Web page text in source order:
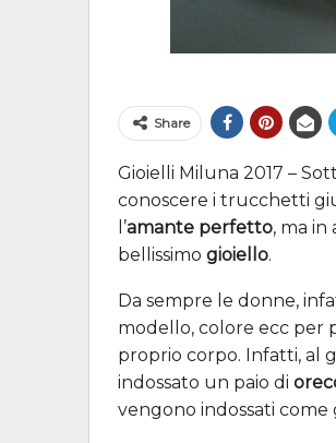
Share
Gioielli Miluna 2017 –
conoscere i trucchetti
l’amante perfetto, ma
bellissimo gioiello.
Da sempre le donne,
modello, colore ecc per
proprio corpo. Infatti, al
indossato un paio di
vengono indossati come